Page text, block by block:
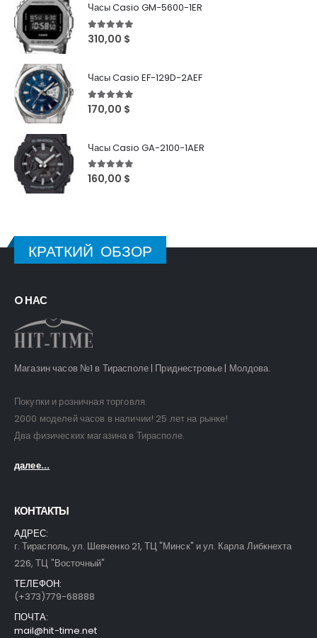
Часы Casio GM-5600-1ER
5out of 5
310,00 $
Часы Casio EF-129D-2AEF
5out of 5
170,00 $
Часы Casio GA-2100-1AER
5out of 5
160,00 $
КРАТКИЙ ОБЗОР
O НАС
Магазин часов №1 в Тирасполе | Приднестровье | Молдова.
Покупки и розничная торговля.
2000 моделей часов в наличии! 25 лет на рынке!
Два физических магазина в Тирасполе.
далее...
КОНТАКТЫ
АДРЕС:
г. Тирасполь, ул. Шевченко 21, ТЦ "Минск" и ул. Карла Либкнехта
226, ТЦ "Восточный"
ТЕЛЕФОН:
(+373)779-68888
ПОЧТА:
mail@hit-time.net